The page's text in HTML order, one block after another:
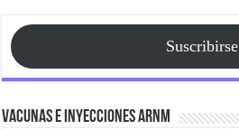
Suscribirse
Vacunas e Inyecciones ARNm